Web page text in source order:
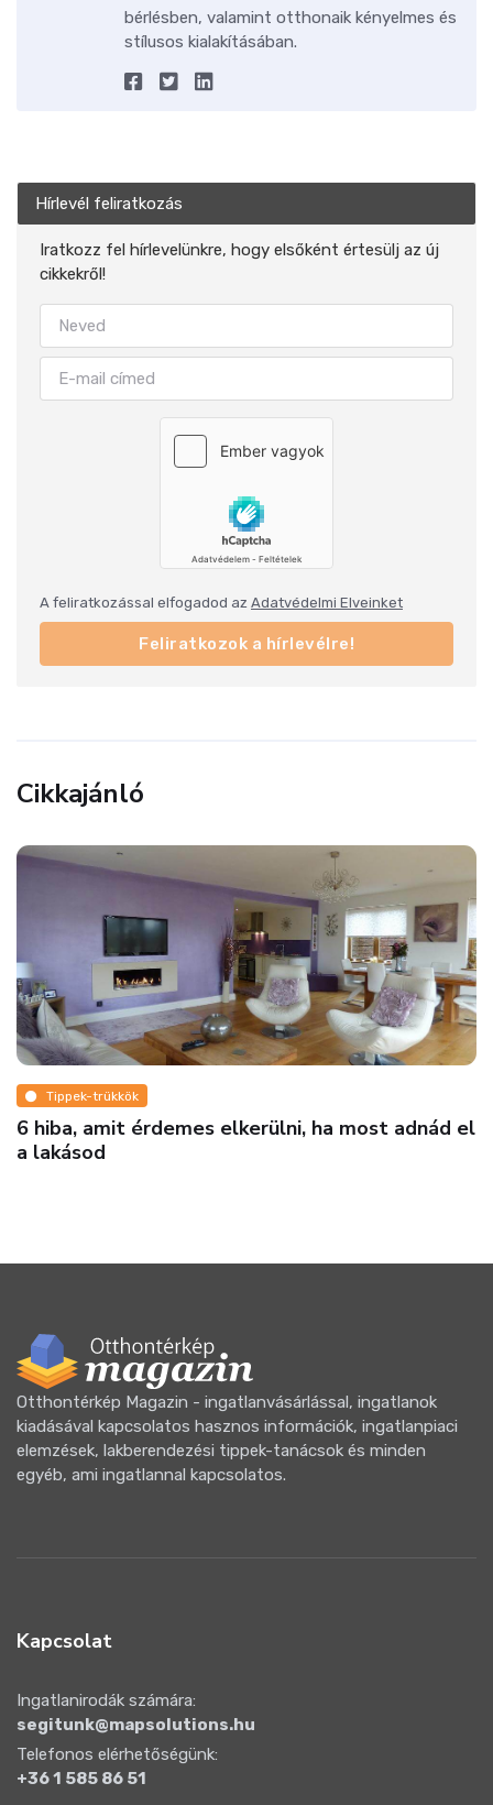
bérlésben, valamint otthonaik kényelmes és
stílusos kialakításában.
Hírlevél feliratkozás
Iratkozz fel hírlevelünkre, hogy elsőként értesülj az új
cikkekről!
A feliratkozással elfogadod az Adatvédelmi Elveinket
Feliratkozok a hírlevélre!
Cikkajánló
Százmilliós csodaházak Siófokról
Otthontérkép Magazin - ingatlanvásárlással, ingatlanok
kiadásával kapcsolatos hasznos információk, ingatlanpiaci
elemzések, lakberendezési tippek-tanácsok és minden
egyéb, ami ingatlannal kapcsolatos.
Kapcsolat
Ingatlanirodák számára:
segitunk@mapsolutions.hu
Telefonos elérhetőségünk:
+36 1 585 86 51